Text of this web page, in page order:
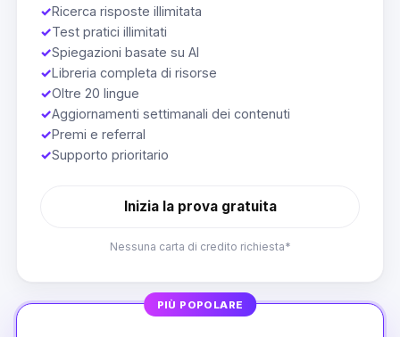
✓Ricerca risposte illimitata
✓Test pratici illimitati
✓Spiegazioni basate su AI
✓Libreria completa di risorse
✓Oltre 20 lingue
✓Aggiornamenti settimanali dei contenuti
✓Premi e referral
✓Supporto prioritario
Inizia la prova gratuita
Nessuna carta di credito richiesta*
PIÙ POPOLARE